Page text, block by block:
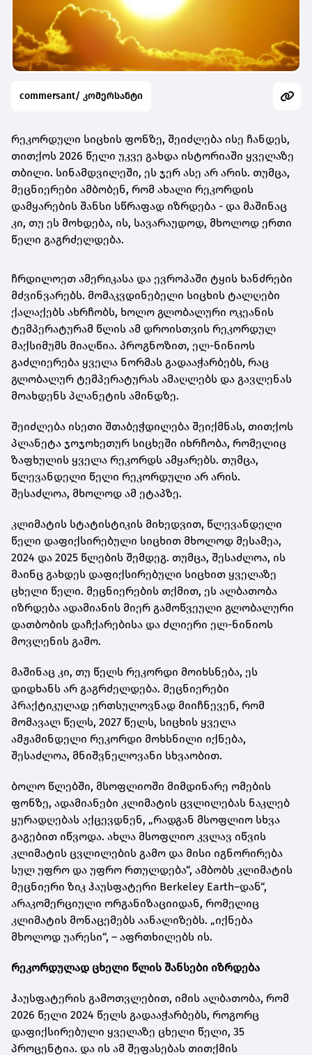
commersant/ კომერსანტი
რეკორდული სიცხის ფონზე, შეიძლება ისე ჩანდეს,
თითქოს 2026 წელი უკვე გახდა ისტორიაში ყველაზე
თბილი. სინამდვილეში, ეს ჯერ ასე არ არის. თუმცა,
მეცნიერები ამბობენ, რომ ახალი რეკორდის
დამყარების შანსი სწრაფად იზრდება - და მაშინაც
კი, თუ ეს მოხდება, ის, სავარაუდოდ, მხოლოდ ერთი
წელი გაგრძელდება.
ჩრდილოეთ ამერიკასა და ევროპაში ტყის ხანძრები
მძვინვარებს. მომაკვდინებელი სიცხის ტალღები
ქალაქებს ახრჩობს, ხოლო გლობალური ოკეანის
ტემპერატურამ წლის ამ დროისთვის რეკორდულ
მაქსიმუმს მიაღწია. პროგნოზით, ელ-ნინიოს
გაძლიერება ყველა ნორმას გადააჭარბებს, რაც
გლობალურ ტემპერატურას ამაღლებს და გავლენას
მოახდენს პლანეტის ამინდზე.
შეიძლება ისეთი შთაბეჭდილება შეიქმნას, თითქოს
პლანეტა ჯოჯოხეთურ სიცხეში იხრჩობა, რომელიც
ზაფხულის ყველა რეკორდს ამყარებს. თუმცა,
წლევანდელი წელი რეკორდული არ არის.
შესაძლოა, მხოლოდ ამ ეტაპზე.
კლიმატის სტატისტიკის მიხედვით, წლევანდელი
წელი დაფიქსირებული სიცხით მხოლოდ მესამეა,
2024 და 2025 წლების შემდეგ. თუმცა, შესაძლოა, ის
მაინც გახდეს დაფიქსირებული სიცხით ყველაზე
ცხელი წელი. მეცნიერების თქმით, ეს ალბათობა
იზრდება ადამიანის მიერ გამოწვეული გლობალური
დათბობის დაჩქარებისა და ძლიერი ელ-ნინიოს
მოვლენის გამო.
მაშინაც კი, თუ წელს რეკორდი მოიხსნება, ეს
დიდხანს არ გაგრძელდება. მეცნიერები
პრაქტიკულად ერთსულოვნად მიიჩნევენ, რომ
მომავალ წელს, 2027 წელს, სიცხის ყველა
ამჟამინდელი რეკორდი მოხსნილი იქნება,
შესაძლოა, მნიშვნელოვანი სხვაობით.
ბოლო წლებში, მსოფლიოში მიმდინარე ომების
ფონზე, ადამიანები კლიმატის ცვლილებას ნაკლებ
ყურადღებას აქცევდნენ, „რადგან მსოფლიო სხვა
გაგებით იწვოდა. ახლა მსოფლიო კვლავ იწვის
კლიმატის ცვლილების გამო და მისი იგნორირება
სულ უფრო და უფრო რთულდება“, ამბობს კლიმატის
მეცნიერი ზიკ ჰაუსფატერი Berkeley Earth–დან“,
არაკომერციული ორგანიზაციიდან, რომელიც
კლიმატის მონაცემებს აანალიზებს. „იქნება
მხოლოდ უარესი“, – აფრთხილებს ის.
რეკორდულად ცხელი წლის შანსები იზრდება
ჰაუსფატერის გამოთვლებით, იმის ალბათობა, რომ
2026 წელი 2024 წელს გადააჭარბებს, როგორც
დაფიქსირებული ყველაზე ცხელი წელი, 35
პროცენტია. და ის ამ შეფასებას თითქმის